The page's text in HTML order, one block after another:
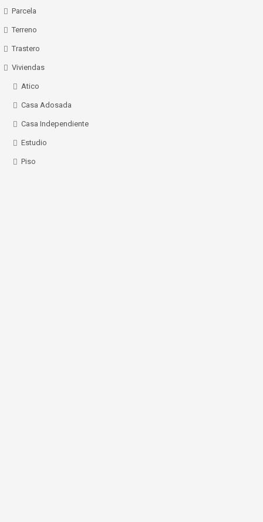
Parcela
Terreno
Trastero
Viviendas
Atico
Casa Adosada
Casa Independiente
Estudio
Piso